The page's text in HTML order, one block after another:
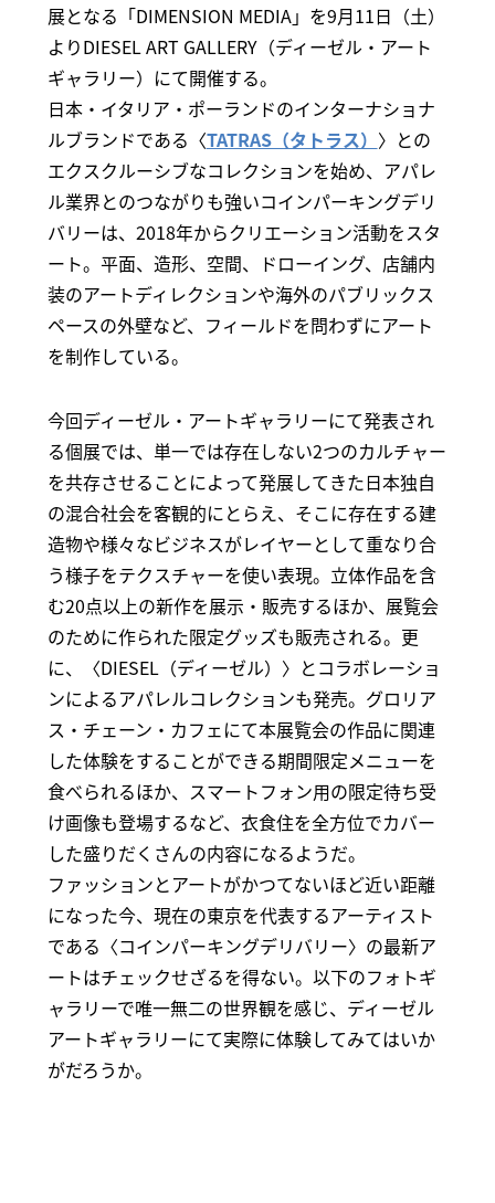
展となる「DIMENSION MEDIA」を9月11日（土）
よりDIESEL ART GALLERY（ディーゼル・アート
ギャラリー）にて開催する。
日本・イタリア・ポーランドのインターナショナ
ルブランドである〈TATRAS（タトラス） 〉との
エクスクルーシブなコレクションを始め、アパレ
ル業界とのつながりも強いコインパーキングデリ
バリーは、2018年からクリエーション活動をスタ
ート。平面、造形、空間、ドローイング、店舗内
装のアートディレクションや海外のパブリックス
ペースの外壁など、フィールドを問わずにアート
を制作している。
今回ディーゼル・アートギャラリーにて発表され
る個展では、単一では存在しない2つのカルチャー
を共存させることによって発展してきた日本独自
の混合社会を客観的にとらえ、そこに存在する建
造物や様々なビジネスがレイヤーとして重なり合
う様子をテクスチャーを使い表現。立体作品を含
む20点以上の新作を展示・販売するほか、展覧会
のために作られた限定グッズも販売される。更
に、〈DIESEL（ディーゼル）〉とコラボレーショ
ンによるアパレルコレクションも発売。グロリア
ス・チェーン・カフェにて本展覧会の作品に関連
した体験をすることができる期間限定メニューを
食べられるほか、スマートフォン用の限定待ち受
け画像も登場するなど、衣食住を全方位でカバー
した盛りだくさんの内容になるようだ。
ファッションとアートがかつてないほど近い距離
になった今、現在の東京を代表するアーティスト
である〈コインパーキングデリバリー〉の最新ア
ートはチェックせざるを得ない。以下のフォトギ
ャラリーで唯一無二の世界観を感じ、ディーゼル
アートギャラリーにて実際に体験してみてはいか
がだろうか。